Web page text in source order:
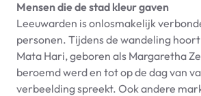
Mensen die de stad kleur gaven
Leeuwarden is onlosmakelijk
personen. Tijdens de wandeling
Mata Hari, geboren als Margaretha
beroemd werd en tot op de dag van
verbeelding spreekt. Ook andere